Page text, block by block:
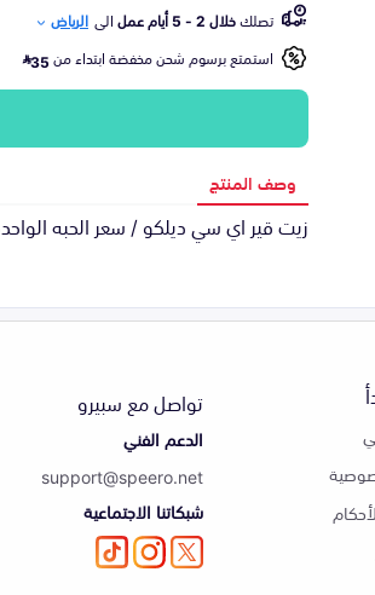
تصلكخلال 2 - 5 أيام عمل الى الرياض
استمتع برسوم شحن مخفضة ابتداء من35
وصف المنتج
زيت قير اي سي ديلكو / سعر الحبه
تواصل مع سبيرو
الدعم الفني
support@speero.net
شبكاتنا الاجتماعية